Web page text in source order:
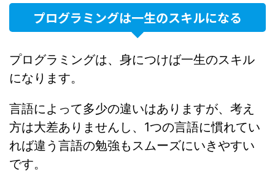
プログラミングは一生のスキルになる
プログラミングは、身につけば一生のスキル
になります。
言語によって多少の違いはありますが、考え
方は大差ありませんし、1つの言語に慣れてい
れば違う言語の勉強もスムーズにいきやすい
です。